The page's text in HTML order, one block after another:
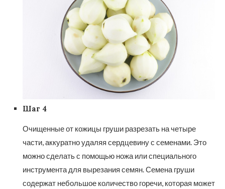
Шаг 4
Очищенные от кожицы груши разрезать на четыре
части, аккуратно удаляя сердцевину с семенами. Это
можно сделать с помощью ножа или специального
инструмента для вырезания семян. Семена груши
содержат небольшое количество горечи, которая может